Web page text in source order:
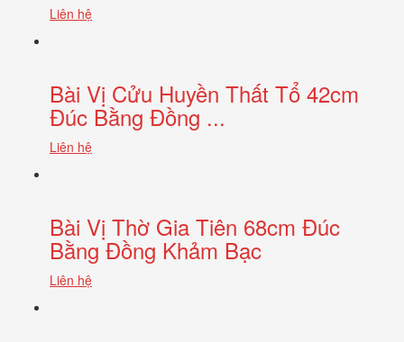
Liên hệ
Bài Vị Cửu Huyền Thất Tổ 42cm
Đúc Bằng Đồng ...
Liên hệ
Bài Vị Thờ Gia Tiên 68cm Đúc
Bằng Đồng Khảm Bạc
Liên hệ